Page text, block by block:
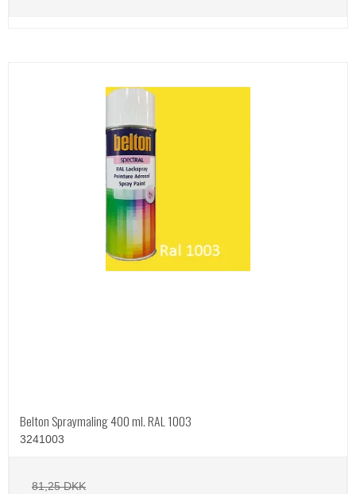
Belton Spraymaling 400 ml. RAL 1003
3241003
81,25 DKK